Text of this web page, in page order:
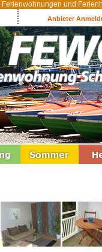
Ferienwohnungen und
Anbieter